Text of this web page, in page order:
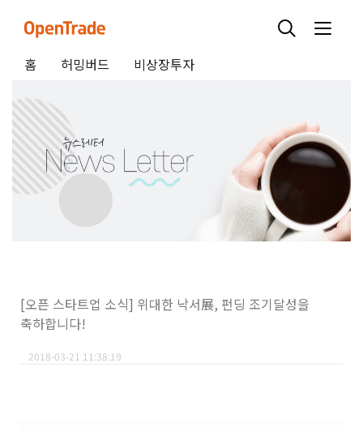
홈 허밍버드 비상장투자
[오픈 스타트업 소식] 위대한 낙서展, 펀딩 조기달성을
축하합니다!
2018-03-21 11:38:19